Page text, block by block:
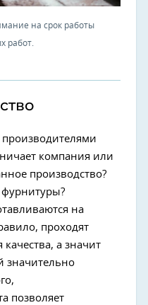
на срок работы
работ.
производителями
компания или
производство?
фурнитуры?
на
проходят
качества, а значит
значительно
позволяет